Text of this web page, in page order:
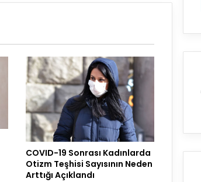
COVID-19 Sonrası Kadınlarda
Otizm Teşhisi Sayısının Neden
Arttığı Açıklandı